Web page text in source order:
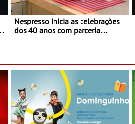
Nespresso inicia as celebrações
dos 40 anos com parceria
Torres Novas